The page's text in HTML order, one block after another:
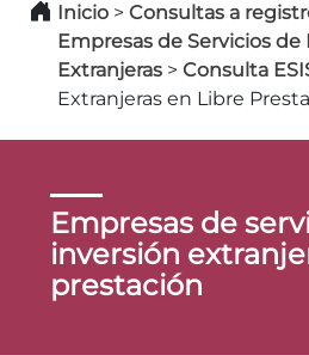
Inicio > Consultas a
Empresas de Servicios de
Extranjeras > Consulta
Extranjeras en Libre
Empresas de
inversión
prestación